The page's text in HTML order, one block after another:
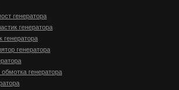
генератора
генератора
генератора
генератора
генератора